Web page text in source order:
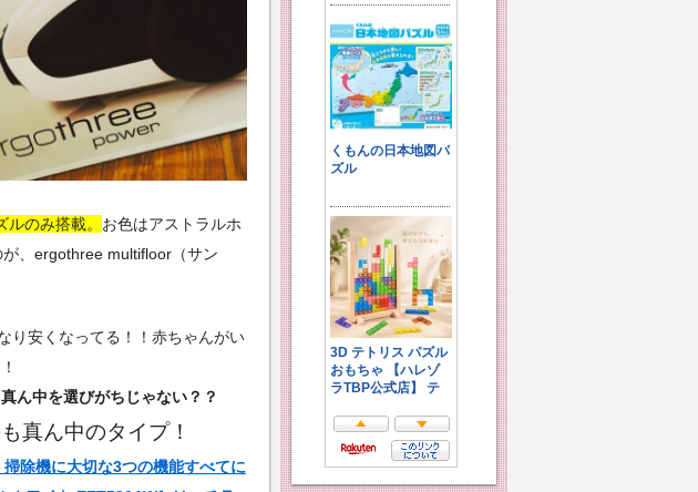
のみ搭載。 お色はアストラルホ
、ergothree multifloor（サン
り安くなってる！！赤ちゃんがい
ん中を選びがちじゃない？？
真ん中のタイプ！
除機に大切な3つの機能すべてに